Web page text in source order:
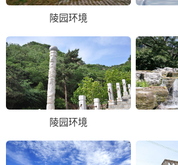
陵园环境
陵园环境